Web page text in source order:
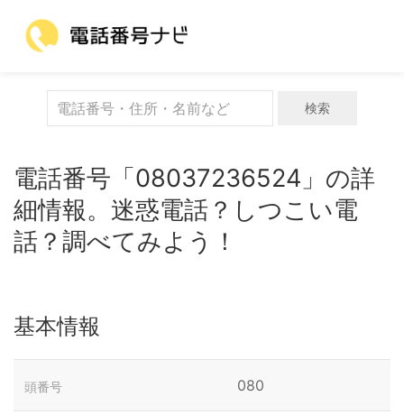
検索
電話番号「08037236524」の詳
細情報。迷惑電話？しつこい電
話？調べてみよう！
基本情報
頭番号 080